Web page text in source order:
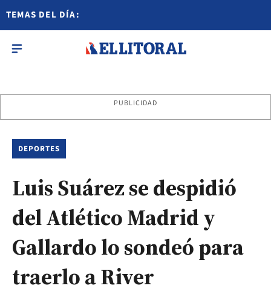
TEMAS DEL DÍA:
PUBLICIDAD
DEPORTES
Luis Suárez se despidió
del Atlético Madrid y
Gallardo lo sondeó para
traerlo a River